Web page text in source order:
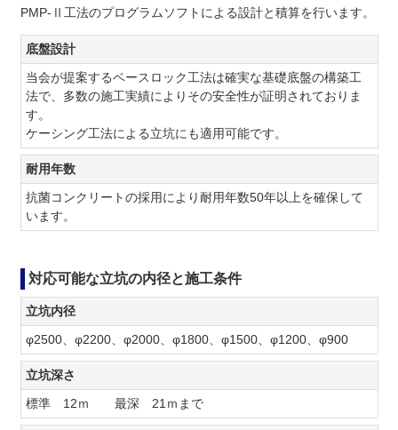
PMP-Ⅱ工法のプログラムソフトによる設計と積算を行います。
底盤設計
当会が提案するベースロック工法は確実な基礎底盤の構築工
法で、多数の施工実績によりその安全性が証明されておりま
す。
ケーシング工法による立坑にも適用可能です。
耐用年数
抗菌コンクリートの採用により耐用年数50年以上を確保して
います。
対応可能な立坑の内径と施工条件
立坑内径
φ2500、 φ2200、 φ2000、 φ1800、 φ1500、 φ1200、 φ900
立坑深さ
標準 12ｍ 最深 21ｍまで